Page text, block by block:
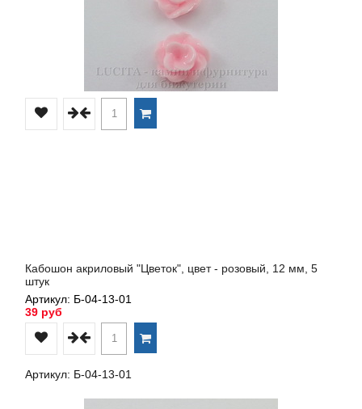
Кабошон акриловый "Цветок", цвет - розовый, 12 мм, 5
штук
Артикул: Б-04-13-01
39 руб
Артикул: Б-04-13-01